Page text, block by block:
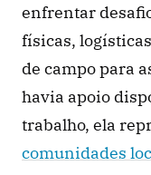
enfrentar
físicas,
de campo para
havia apoio
trabalho, ela
comunidades